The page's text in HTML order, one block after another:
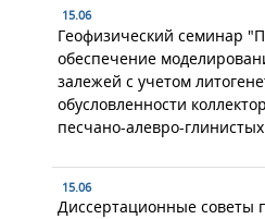
15.06
Геофизический семинар
обеспечение
залежей с учетом
обусловленности
песчано-алевро-
15.06
Диссертационные советы